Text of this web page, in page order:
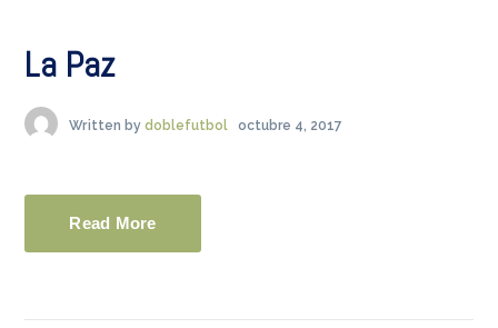
La Paz
Written by doblefutbol octubre 4, 2017
Read More